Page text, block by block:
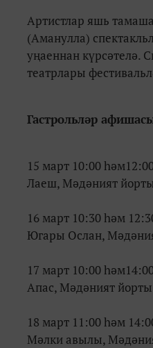
Артистлар яшь
(Аманулла)
уңаеннан күрсәтелә.
театрлары
Гастрольләр
15 март 10:00
Лаеш, Мәдәният
16 март 10:30 һәм
Югары Ослан,
17 март 10:00
Апас, Мәдәният йорты
18 март 11:00 һәм
Мәлки авылы,